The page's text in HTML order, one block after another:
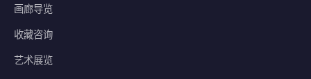
画廊导览
收藏咨询
艺术展览